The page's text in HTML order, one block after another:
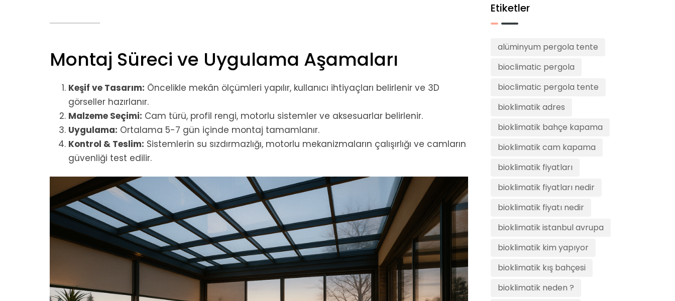
Montaj Süreci ve Uygulama Aşamaları
Keşif ve Tasarım: Öncelikle mekân ölçümleri yapılır, kullanıcı ihtiyaçları belirlenir ve 3D
görseller hazırlanır.
Malzeme Seçimi: Cam türü, profil rengi, motorlu sistemler ve aksesuarlar belirlenir.
Uygulama: Ortalama 5-7 gün içinde montaj tamamlanır.
Kontrol & Teslim: Sistemlerin su sızdırmazlığı, motorlu mekanizmaların çalışırlığı ve camların
güvenliği test edilir.
Etiketler
alüminyum pergola tente
bioclimatic pergola
bioclimatic pergola tente
bioklimatik adres
bioklimatik bahçe kapama
bioklimatik cam kapama
bioklimatik fiyatları
bioklimatik fiyatları nedir
bioklimatik fiyatı nedir
bioklimatik istanbul avrupa
bioklimatik kim yapıyor
bioklimatik kış bahçesi
bioklimatik neden ?